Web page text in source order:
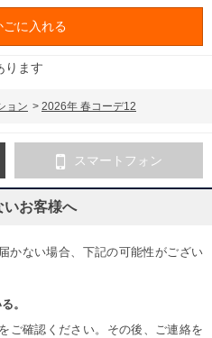
ごに入れる
ります
ョン > 2026年 春コーデ12
スマートフォン
お客様へ
かない場合、下記の可能性がござい
。
ご確認ください。その後、ご連絡を